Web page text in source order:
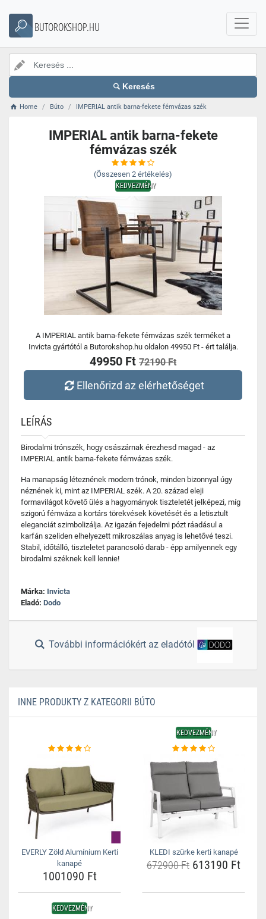
BUTOROKSHOP.HU
Keresés
Home Búto IMPERIAL antik barna-fekete fémvázas szék
IMPERIAL antik barna-fekete
fémvázas szék
(Összesen 2 értékelés)
KEDVEZMÉNY
A IMPERIAL antik barna-fekete fémvázas szék terméket a
Invicta gyártótól a Butorokshop.hu oldalon 49950 Ft - ért találja.
49950 Ft 72190 Ft
Ellenőrizd az elérhetőséget
LEÍRÁS
Birodalmi trónszék, hogy császárnak érezhesd magad - az
IMPERIAL antik barna-fekete fémvázas szék.
Ha manapság léteznének modern trónok, minden bizonnyal úgy
néznének ki, mint az IMPERIAL szék. A 20. század eleji
formavilágot követő ülés a hagyományok tiszteletét jelképezi, míg
szigorú fémváza a kortárs törekvések követését és a letisztult
eleganciát szimbolizálja. Az igazán fejedelmi pózt ráadásul a
karfán szeliden elhelyezett mikroszálas anyag is lehetővé teszi.
Stabil, időtálló, tiszteletet parancsoló darab - épp amilyennek egy
birodalmi széknek kell lennie!
Márka: Invicta
Eladó: Dodo
További információkért az eladótól
INNE PRODUKTY Z KATEGORII BÚTO
EVERLY Zöld Alumínium Kerti
kanapé
1001090 Ft
KEDVEZMÉNY
KLEDI szürke kerti kanapé
672900 Ft 613190 Ft
KEDVEZMÉNY